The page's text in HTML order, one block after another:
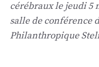
cérébraux le jeudi 5
salle de conférence
Philanthropique